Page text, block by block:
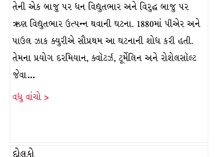
તેની એક બાજુ પર ધન વિદ્યુતભાર અને વિરુદ્ધ બાજુ પર
ઋણ વિદ્યુતભાર ઉત્પન્ન થવાની ઘટના. 1880માં પીએર અને
પાઉલ ઝાક ક્યુરીએ સૌપ્રથમ આ ઘટનાની શોધ કરી હતી.
તેમના પ્રયોગ દરમિયાન, ક્વૉટર્ઝ, ટૂર્મેલિન અને રોશેલસૉલ્ટ
જેવા…
વધુ વાંચો >